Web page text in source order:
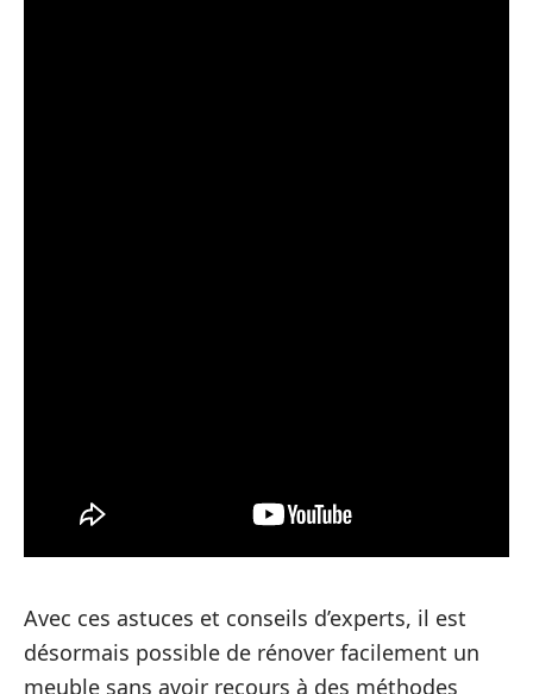
Avec ces astuces et conseils d’experts, il est
désormais possible de rénover facilement un
meuble sans avoir recours à des méthodes